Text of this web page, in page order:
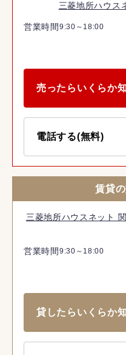
三菱地所ハウス
営業時間 9:30～18:00
売ったらいくらか
電話する(無料)
賃貸
三菱地所ハウスネット
営業時間 9:30～18:00
貸したらいくらか